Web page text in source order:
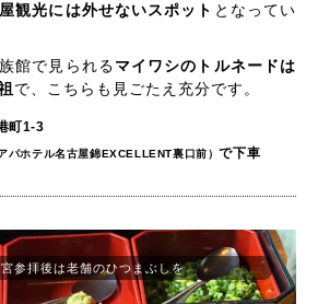
観光には外せないスポット となってい
館で見られるマイワシのトルネードは
で、こちらも見ごたえ充分です。
町1-3
アパホテル名古屋錦EXCELLENT裏口前）で下車
参拝後は老舗のひつまぶしを